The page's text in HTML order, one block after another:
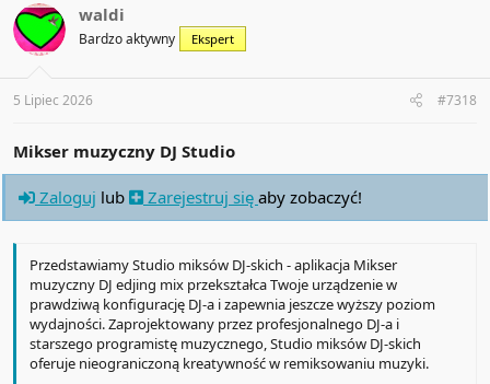
t
i
o
s
:
waldi
Bardzo aktywny Ekspert
5 Lipiec 2026 #7318
Mikser muzyczny DJ Studio
Zaloguj lub Zarejestruj się aby zobaczyć!
Przedstawiamy Studio miksów DJ-skich - aplikacja Mikser
muzyczny DJ edjing mix przekształca Twoje urządzenie w
prawdziwą konfigurację DJ-a i zapewnia jeszcze wyższy poziom
wydajności. Zaprojektowany przez profesjonalnego DJ-a i
starszego programistę muzycznego, Studio miksów DJ-skich
oferuje nieograniczoną kreatywność w remiksowaniu muzyki.